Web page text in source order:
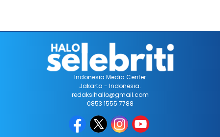
Indonesia Media Center
Jakarta - Indonesia.
redaksihallo@gmail.com
0853 1555 7788